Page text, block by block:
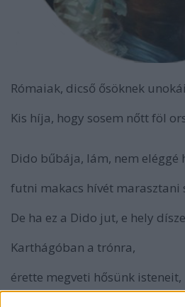
Rómaiak, dicső ősöknek
Kis híja, hogy sosem nőtt föl
Dido bűbája, lám, nem eléggé
futni makacs hívét marasztani
De ha ez a Dido jut, e hely
Karthágóban a trónra,
érette megveti hősünk isteneit,